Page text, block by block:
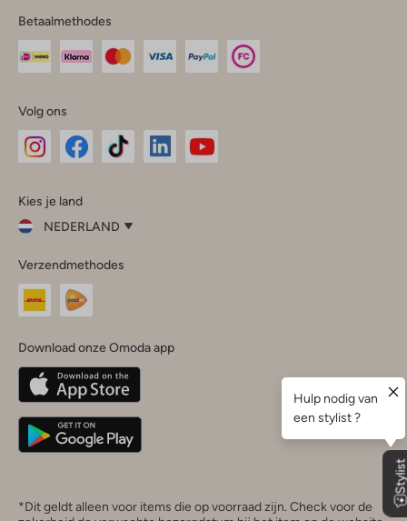
Betaalmethodes
Volg ons
InstagramFacebook
Kies je land
NEDERLAND
je
land
Nederland
Belgique(Français)
Deutschland
Verzendmethodes
Download onze Omoda app
*Dit geldt alleen voor items die op voorraad zijn. Check voor de